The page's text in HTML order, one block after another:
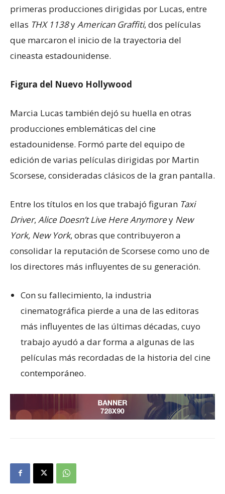
primeras producciones dirigidas por Lucas, entre
ellas THX 1138yAmerican Graffiti, dos películas
que marcaron el inicio de la trayectoria del
cineasta estadounidense.
Figura del Nuevo Hollywood
Marcia Lucas también dejó su huella en otras
producciones emblemáticas del cine
estadounidense. Formó parte del equipo de
edición de varias películas dirigidas por Martin
Scorsese, consideradas clásicos de la gran pantalla.
Entre los títulos en los que trabajó figuran Taxi
Driver, Alice Doesn’t Live Here Anymorey New
York, New York, obras que contribuyeron a
consolidar la reputación de Scorsese como uno de
los directores más influyentes de su generación.
Con su fallecimiento, la industria
cinematográfica pierde a una de las editoras
más influyentes de las últimas décadas, cuyo
trabajo ayudó a dar forma a algunas de las
películas más recordadas de la historia del cine
contemporáneo.